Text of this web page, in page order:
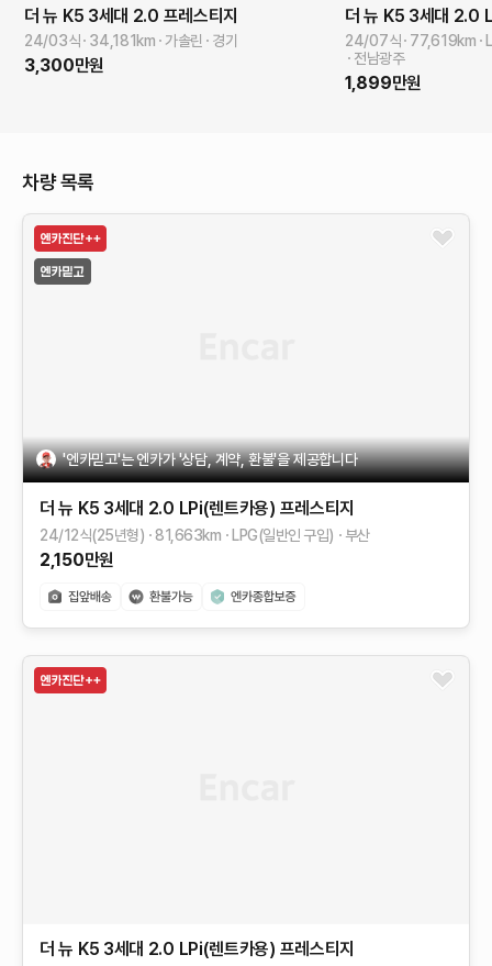
더 뉴 K5 3세대 2.0 프레스티지
24/03식 34,181 km 가솔린 경기
3,300만원
더 뉴 K5 3세대 2.0
24/07식 77,619km
전남광주
1,899만원
차량 목록
'엔카믿고'는 엔카가 '상담, 계약, 환불'을 제공합니다
더 뉴 K5 3세대 2.0 LPi(렌트카용) 프레스티지
24/12식(25년형) 81,663km LPG(일반인 구입) 부산
2,150만원
더 뉴 K5 3세대 2.0 LPi(렌트카용) 프레스티지